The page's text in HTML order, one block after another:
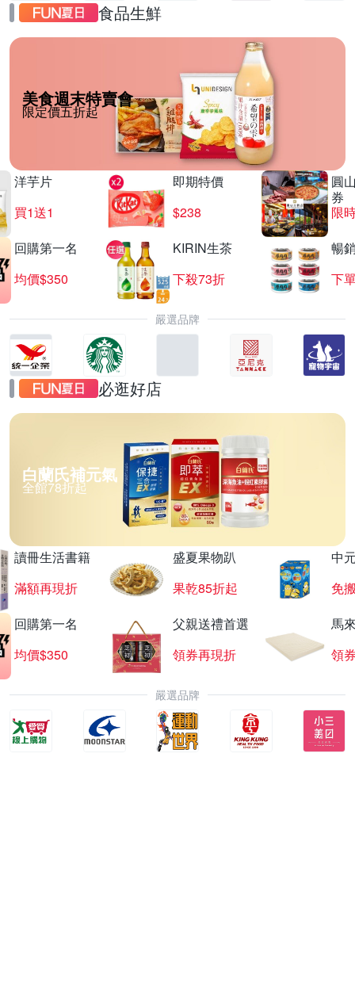
食品生鮮
美食週末特賣會
限定價五折起
洋芋片
買1送1
即期特價
$238
圓
券
限
回購第一名
均價$350
KIRIN生茶
下殺73折
暢
下
嚴選品牌
必逛好店
白蘭氏補元氣
全館78折起
讀冊生活書籍
滿額再現折
盛夏果物趴
果乾85折起
中
免
回購第一名
均價$350
父親送禮首選
領券再現折
馬
領
嚴選品牌